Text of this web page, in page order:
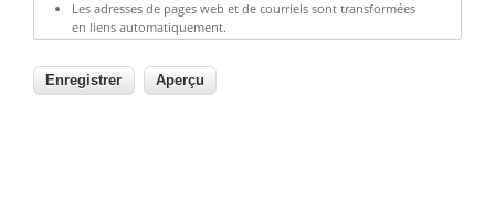
Les adresses de pages web et de courriels sont transformées
en liens automatiquement.